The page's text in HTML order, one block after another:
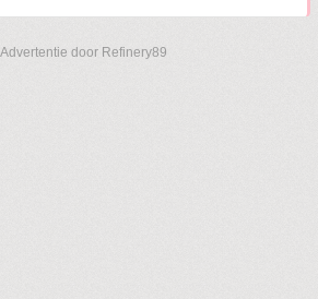
door Refinery89